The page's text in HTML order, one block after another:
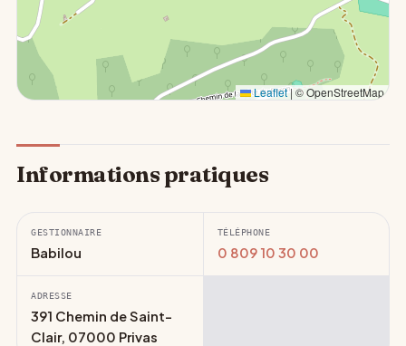
Leaflet | © OpenStreetMap
Informations pratiques
GESTIONNAIRE
Babilou
TÉLÉPHONE
0 809 10 30 00
ADRESSE
391 Chemin de Saint-
Clair, 07000 Privas